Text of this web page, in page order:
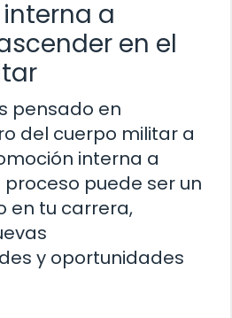
a
en el
pensado en
del cuerpo militar a
interna a
proceso puede ser un
en tu carrera,
y oportunidades